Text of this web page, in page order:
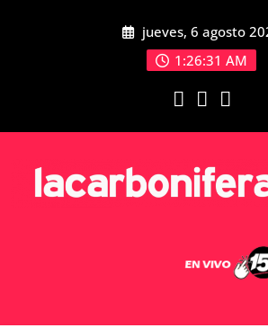
jueves, 6 agosto
1:26:32 AM